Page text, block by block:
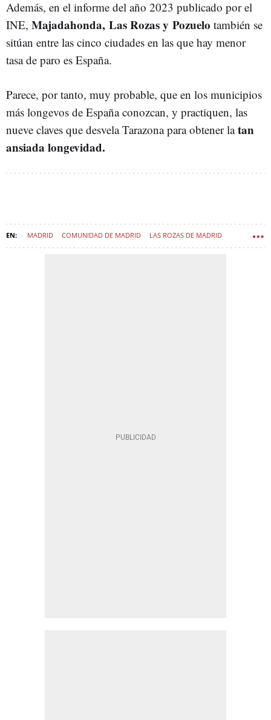
Además, en el informe del año 2023 publicado por el
INE, Majadahonda, Las Rozas y Pozuelo también se
sitúan entre las cinco ciudades en las que hay menor
tasa de paro es España.
Parece, por tanto, muy probable, que en los municipios
más longevos de España conozcan, y practiquen, las
nueve claves que desvela Tarazona para obtener latan
ansiada longevidad.
MADRID COMUNIDAD DE MADRID LAS ROZAS DE MADRID